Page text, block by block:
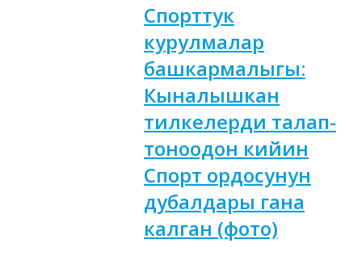
Спорттук
курулмалар
башкармалыгы:
Кыналышкан
тилкелерди талап-
тоноодон кийин
Спорт ордосунун
дубалдары гана
калган (фото)